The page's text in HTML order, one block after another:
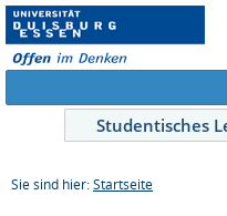
Studentisches
Sie sind hier: Startseite